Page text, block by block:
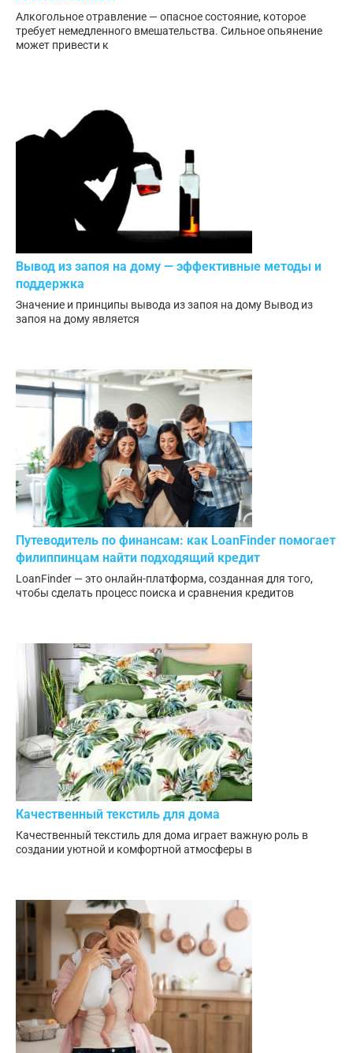
Алкогольное отравление — опасное состояние, которое
требует немедленного вмешательства. Сильное опьянение
может привести к
Вывод из запоя на дому — эффективные методы и
поддержка
Значение и принципы вывода из запоя на дому Вывод из
запоя на дому является
Путеводитель по финансам: как LoanFinder помогает
филиппинцам найти подходящий кредит
LoanFinder — это онлайн-платформа, созданная для того,
чтобы сделать процесс поиска и сравнения кредитов
Качественный текстиль для дома
Качественный текстиль для дома играет важную роль в
создании уютной и комфортной атмосферы в